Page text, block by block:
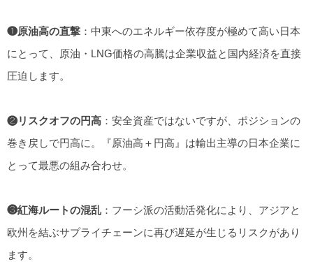
❶原油高の直撃 ：中東へのエネルギー依存度が極めて高い日本
にとって、原油・LNG価格の高騰は企業収益と国内経済を直接
圧迫します。
❷リスクオフの円高 ：安全資産ではないですが、ポジションの
巻き戻しで円高に。『原油高＋円高』は輸出主導の日本企業に
とって最悪の組み合わせ。
❸紅海ルートの混乱 ：フーシ派の活動活発化により、アジアと
欧州を結ぶサプライチェーンに再び遅延が生じるリスクがあり
ます。